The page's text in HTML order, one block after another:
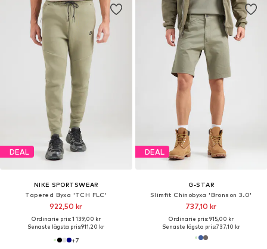
DEAL
NIKE SPORTSWEAR
Tapered Byxa 'TCH FLC'
922,50 kr
Ordinarie pris: 1 139,00 kr
Senaste lägsta pris:911,20 kr
+7
DEAL
G-STAR
Slimfit Chinobyxa 'Bronson 3.0'
737,10 kr
Ordinarie pris: 915,00 kr
Senaste lägsta pris:737,10 kr